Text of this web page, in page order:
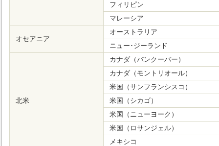
フィリピン
マレーシア
オセアニア
オーストラリア
ニュー･ジーランド
北米
カナダ（バンクーバー）
カナダ（モントリオール）
米国（サンフランシスコ）
米国（シカゴ）
米国（ニューヨーク）
米国（ロサンジェル）
メキシコ